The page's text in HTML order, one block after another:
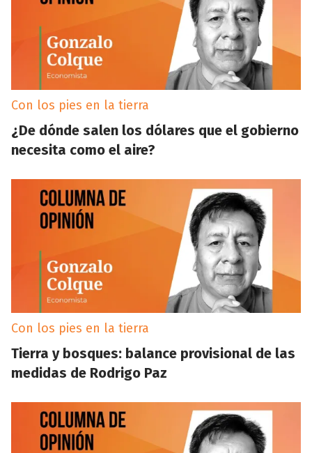
Con los pies en la tierra
¿De dónde salen los dólares que el gobierno
necesita como el aire?
Con los pies en la tierra
Tierra y bosques: balance provisional de las
medidas de Rodrigo Paz